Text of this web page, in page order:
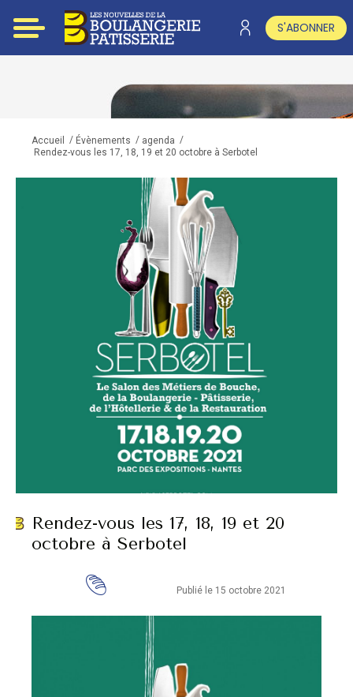
S'ABONNER
Accueil / Évènements / agenda /
Rendez-vous les 17, 18, 19 et 20 octobre à Serbotel
Rendez-vous les 17, 18, 19 et 20
octobre à Serbotel
Publié le 15 octobre 2021